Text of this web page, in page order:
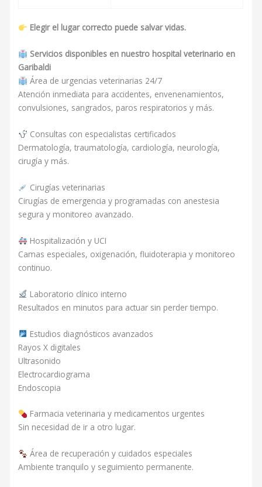
Elegir el lugar correcto puede salvar vidas.
Servicios disponibles en nuestro hospital veterinario en
Garibaldi
Área de urgencias veterinarias 24/7
Atención inmediata para accidentes, envenenamientos,
convulsiones, sangrados, paros respiratorios y más.
Consultas con especialistas certificados
Dermatología, traumatología, cardiología, neurología,
cirugía y más.
Cirugías veterinarias
Cirugías de emergencia y programadas con anestesia
segura y monitoreo avanzado.
Hospitalización y UCI
Camas especiales, oxigenación, fluidoterapia y monitoreo
continuo.
Laboratorio clínico interno
Resultados en minutos para actuar sin perder tiempo.
Estudios diagnósticos avanzados
Rayos X digitales
Ultrasonido
Electrocardiograma
Endoscopia
Farmacia veterinaria y medicamentos urgentes
Sin necesidad de ir a otro lugar.
Área de recuperación y cuidados especiales
Ambiente tranquilo y seguimiento permanente.